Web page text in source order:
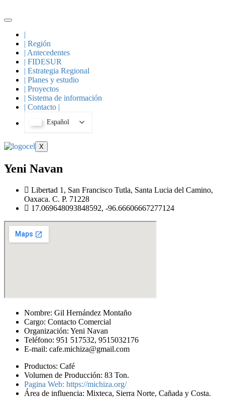
to
|
| Región
| Antecedentes
| FIDESUR
| Estrategia Regional
| Planes y estudio
| Proyectos
| Sistema de información
| Contacto |
Español
X
Yeni Navan
Libertad 1, San Francisco Tutla, Santa Lucia del Camino,
Oaxaca. C. P. 71228
17.069648093848592, -96.66606667277124
Nombre: Gil Hernández Montaño
Cargo: Contacto Comercial
Organización: Yeni Navan
Teléfono: 951 517532, 9515032176
E-mail: cafe.michiza@gmail.com
Productos: Café
Volumen de Producción: 83 Ton.
Pagina Web: https://michiza.org/
Área de influencia: Mixteca, Sierra Norte, Cañada y Costa.